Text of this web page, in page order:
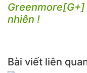
Greenmore[G+]
nhiên !
Bài viết liên